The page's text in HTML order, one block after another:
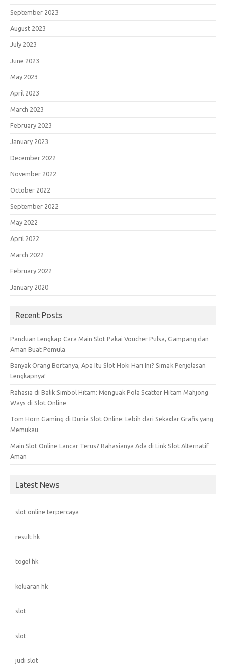
September 2023
August 2023
July 2023
June 2023
May 2023
April 2023
March 2023
February 2023
January 2023
December 2022
November 2022
October 2022
September 2022
May 2022
April 2022
March 2022
February 2022
January 2020
Recent Posts
Panduan Lengkap Cara Main Slot Pakai Voucher Pulsa, Gampang dan
Aman Buat Pemula
Banyak Orang Bertanya, Apa Itu Slot Hoki Hari Ini? Simak Penjelasan
Lengkapnya!
Rahasia di Balik Simbol Hitam: Menguak Pola Scatter Hitam Mahjong
Ways di Slot Online
Tom Horn Gaming di Dunia Slot Online: Lebih dari Sekadar Grafis yang
Memukau
Main Slot Online Lancar Terus? Rahasianya Ada di Link Slot Alternatif
Aman
Latest News
slot online terpercaya
result hk
togel hk
keluaran hk
slot
slot
judi slot